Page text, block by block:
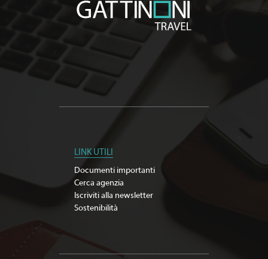
LINK UTILI
Documenti importanti
Cerca agenzia
Iscriviti alla newsletter
Sostenibilità